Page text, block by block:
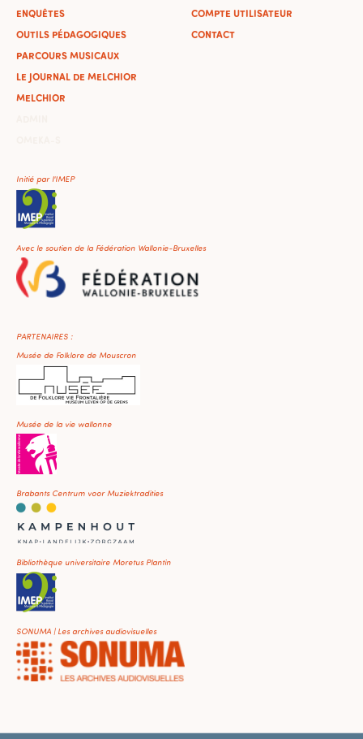
ENQUÊTES
OUTILS PÉDAGOGIQUES
PARCOURS MUSICAUX
LE JOURNAL DE MELCHIOR
MELCHIOR
COMPTE UTILISATEUR
CONTACT
Initié par l'IMEP
Avec le soutien de la Fédération Wallonie-Bruxelles
PARTENAIRES :
Musée de Folklore de Mouscron
Musée de la vie wallonne
Brabants Centrum voor Muziektradities
Bibliothèque universitaire Moretus Plantin
SONUMA | Les archives audiovisuelles